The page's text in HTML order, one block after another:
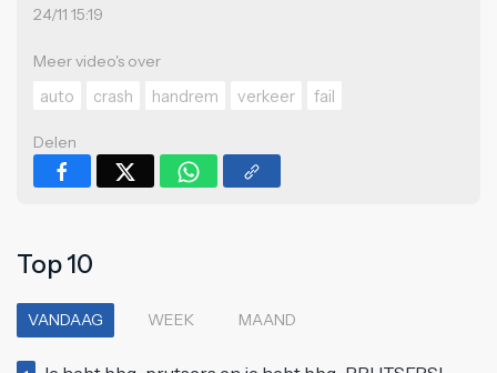
24/11 15:19
Meer video's over
auto
crash handrem verkeer fail
Delen
Top 10
VANDAAG WEEK MAAND